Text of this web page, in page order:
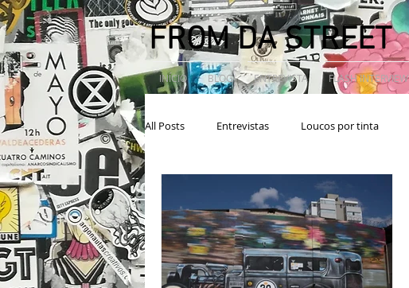
FROM DA STREET
INÍCIO BLOG ENTREVISTA FLASH INTERVIEW
All Posts Entrevistas Loucos por tinta